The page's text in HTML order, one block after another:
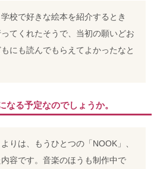
校で好きな絵本を紹介するとき
てくれたそうで、当初の願いどお
にも読んでもらえてよかったなと
なる予定なのでしょうか。
りは、もうひとつの「NOOK」、
容です。音楽のほうも制作中で